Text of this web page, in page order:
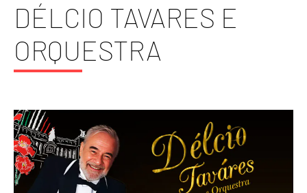
DÉLCIO TAVARES E
ORQUESTRA